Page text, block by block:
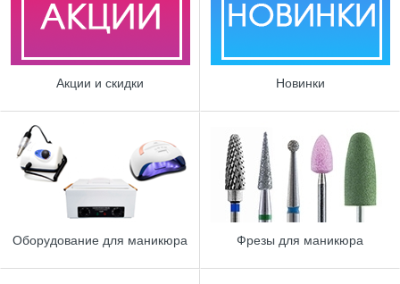
Акции и скидки Новинки
Оборудование для маникюра Фрезы для маникюра